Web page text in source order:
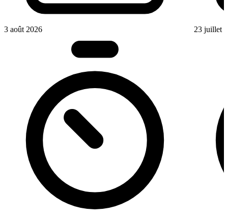
3 août 2026 23 juillet